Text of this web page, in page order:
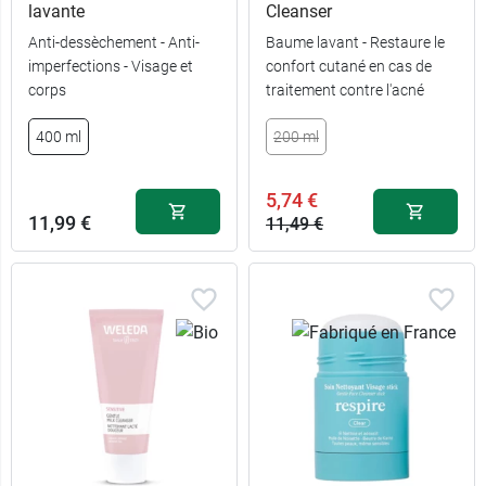
lavante
Anti-dessèchement - Anti-
imperfections - Visage et
corps
400 ml
11,99 €
Cleanser
Baume lavant - Restaure le
confort cutané en cas de
traitement contre l'acné
200 ml
5,74 €
11,49 €